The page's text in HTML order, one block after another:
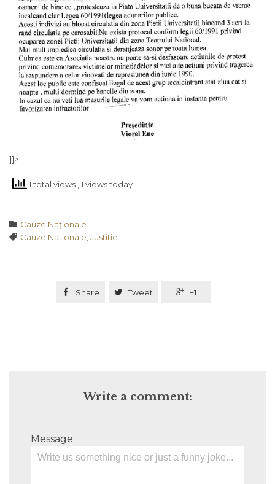
]]>
1 total views , 1 views today
 Category
Cauze Naţionale
 Tags
Cauze Nationale Justitie
 Share  Tweet  +1
Write a comment:
Message